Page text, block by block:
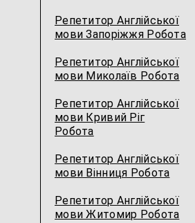
Репетитор Англійської
мови Запоріжжя Робота
Репетитор Англійської
мови Миколаїв Робота
Репетитор Англійської
мови Кривий Ріг
Робота
Репетитор Англійської
мови Вінниця Робота
Репетитор Англійської
мови Житомир Робота